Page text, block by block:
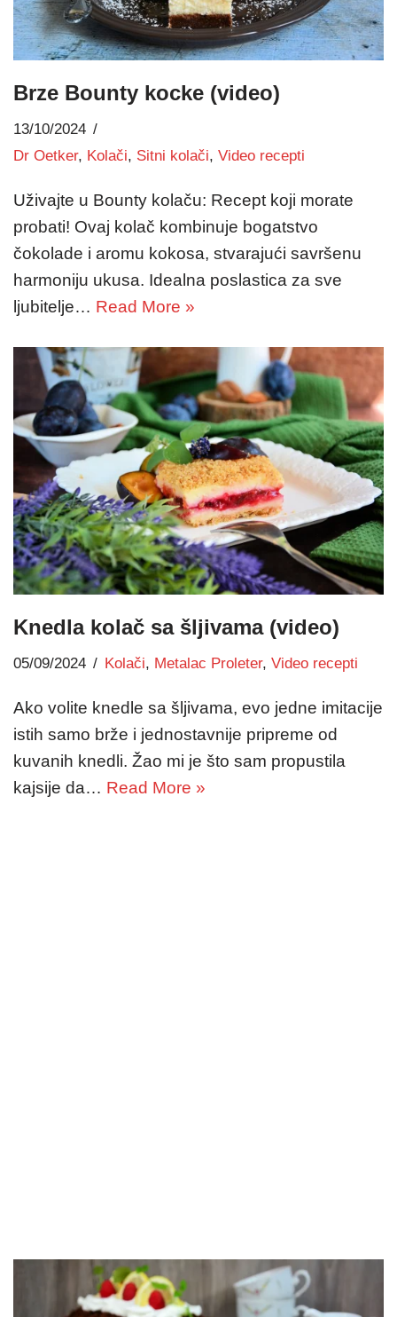
Brze Bounty kocke (video)
13/10/2024
Dr Oetker, Kolači, Sitni kolači, Video recepti
Uživajte u Bounty kolaču: Recept koji morate
probati! Ovaj kolač kombinuje bogatstvo
čokolade i aromu kokosa, stvarajući savršenu
harmoniju ukusa. Idealna poslastica za sve
ljubitelje… Read More »
Knedla kolač sa šljivama (video)
05/09/2024 Kolači, Metalac Proleter, Video recepti
Ako volite knedle sa šljivama, evo jedne imitacije
istih samo brže i jednostavnije pripreme od
kuvanih knedli. Žao mi je što sam propustila
kajsije da… Read More »